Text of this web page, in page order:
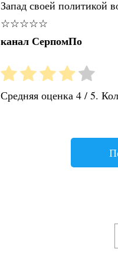
Запад своей политикой
☆☆☆☆☆
канал СерпомПо
Средняя оценка4 / 5.